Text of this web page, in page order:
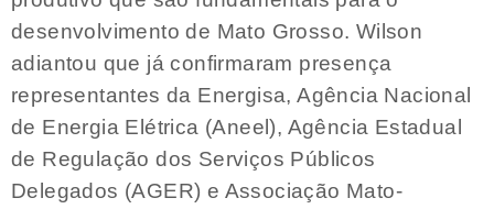
desenvolvimento de Mato Grosso. Wilson
adiantou que já confirmaram presença
representantes da Energisa, Agência Nacional
de Energia Elétrica (Aneel), Agência Estadual
de Regulação dos Serviços Públicos
Delegados (AGER) e Associação Mato-